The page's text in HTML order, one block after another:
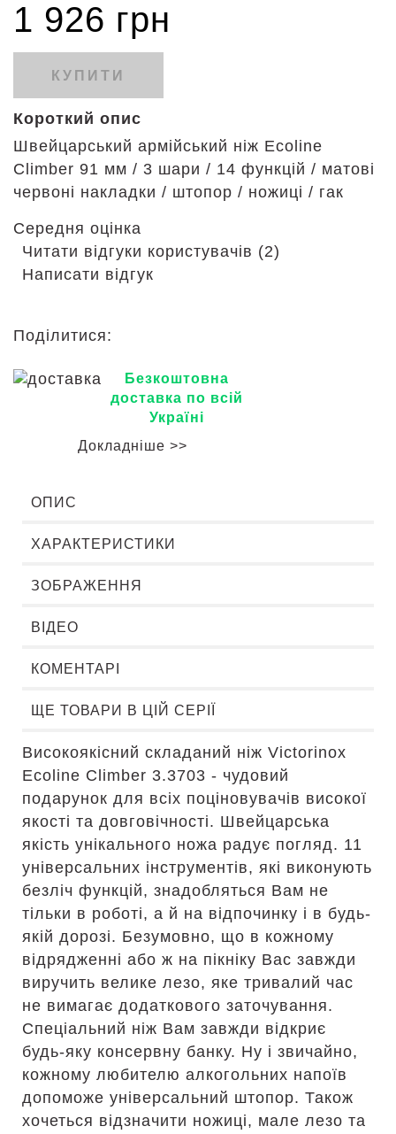
1 926 грн
КУПИТИ
Короткий опис
Швейцарський армійський ніж Ecoline
Climber 91 мм / 3 шари / 14 функцій / матові
червоні накладки / штопор / ножиці / гак
Середня оцінка
Читати відгуки користувачів (2)
Написати відгук
Поділитися:
Безкоштовна
доставка по всій
Україні
Докладніше >>
ОПИС
ХАРАКТЕРИСТИКИ
ЗОБРАЖЕННЯ
ВІДЕО
КОМЕНТАРІ
ЩЕ ТОВАРИ В ЦІЙ СЕРІЇ
Високоякісний складаний ніж Victorinox
Ecoline Climber 3.3703 - чудовий
подарунок для всіх поціновувачів високої
якості та довговічності. Швейцарська
якість унікального ножа радує погляд. 11
універсальних інструментів, які виконують
безліч функцій, знадобляться Вам не
тільки в роботі, а й на відпочинку і в будь-
якій дорозі. Безумовно, що в кожному
відрядженні або ж на пікніку Вас завжди
виручить велике лезо, яке тривалий час
не вимагає додаткового заточування.
Спеціальний ніж Вам завжди відкриє
будь-яку консервну банку. Ну і звичайно,
кожному любителю алкогольних напоїв
допоможе універсальний штопор. Також
хочеться відзначити ножиці, мале лезо та